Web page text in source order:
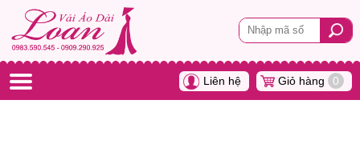
Liên hệ Giỏ hàng 0